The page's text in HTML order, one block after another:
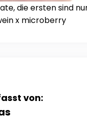
die ersten sind
x microberry
von: